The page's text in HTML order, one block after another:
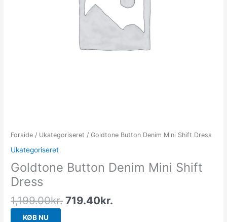
Forside / Ukategoriseret / Goldtone Button Denim Mini Shift Dress
Ukategoriseret
Goldtone Button Denim Mini Shift
Dress
1,199.00kr. 719.40kr.
KØB NU